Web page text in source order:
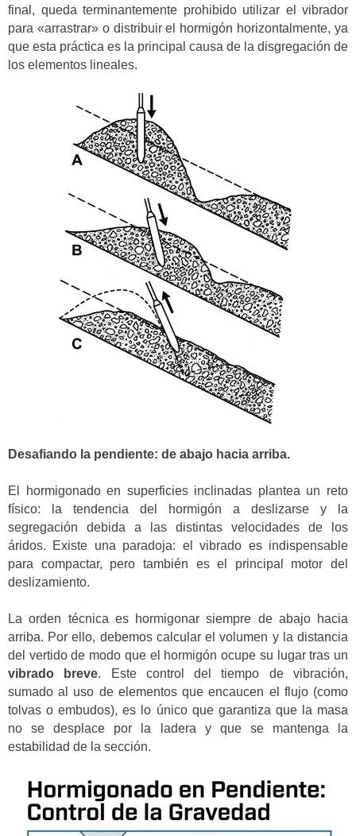
final, queda terminantemente prohibido utilizar el vibrador
para «arrastrar» o distribuir el hormigón horizontalmente, ya
que esta práctica es la principal causa de la disgregación de
los elementos lineales.
Desafiando la pendiente: de abajo hacia arriba.
El hormigonado en superficies inclinadas plantea un reto
físico: la tendencia del hormigón a deslizarse y la
segregación debida a las distintas velocidades de los
áridos. Existe una paradoja: el vibrado es indispensable
para compactar, pero también es el principal motor del
deslizamiento.
La orden técnica es hormigonar siempre de abajo hacia
arriba. Por ello, debemos calcular el volumen y la distancia
del vertido de modo que el hormigón ocupe su lugar tras un
vibrado breve. Este control del tiempo de vibración,
sumado al uso de elementos que encaucen el flujo (como
tolvas o embudos), es lo único que garantiza que la masa
no se desplace por la ladera y que se mantenga la
estabilidad de la sección.